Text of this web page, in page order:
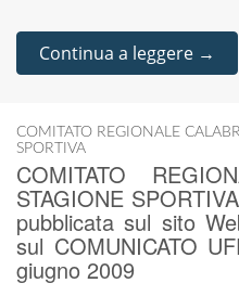
Continua a leggere →
COMITATO REGIONALE
SPORTIVA
COMITATO
STAGIONE
pubblicata sul sito
sul COMUNICATO
giugno 2009